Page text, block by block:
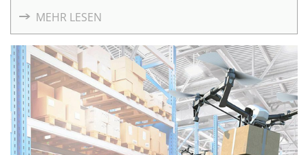
Level of Detail (3)
Level of Development (3)
Model View Definition (3)
Modellelement (3)
Process Maps(3)
Model Checking(3)
AWF 7 Erstellung von Entwurfs- und Genehmigungsplänen
(3)
Planung, Ausführung und Betrieb fokussiert.
MEHR LESEN